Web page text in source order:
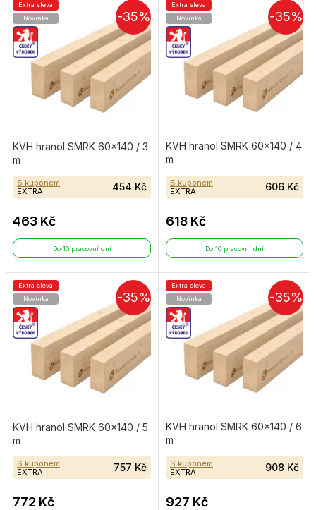
-35%
Extra sleva
Novinka
KVH hranol SMRK 60×140 / 3
m
S kuponem
EXTRA
454 Kč
463 Kč
Do 10 pracovní dní
-35%
Extra sleva
Novinka
KVH hranol SMRK 60×140 / 4
m
S kuponem
EXTRA
606 Kč
618 Kč
Do 10 pracovní dní
-35%
Extra sleva
Novinka
KVH hranol SMRK 60×140 / 5
m
S kuponem
EXTRA
757 Kč
772 Kč
-35%
Extra sleva
Novinka
KVH hranol SMRK 60×140 / 6
m
S kuponem
EXTRA
908 Kč
927 Kč